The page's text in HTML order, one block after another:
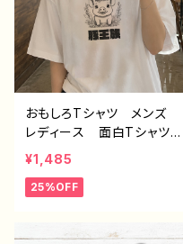
デザイン コラボ タイト
ル：豚王族（グレー） 作：ん
ごミック C-3
おもしろTシャツ メンズ
レディース 面白Tシャツ
かわいい おしゃれ イラ
スト ブタ 動物 ゆるか
わ ゆるい ユニーク ネ
¥1,485
25%OFF